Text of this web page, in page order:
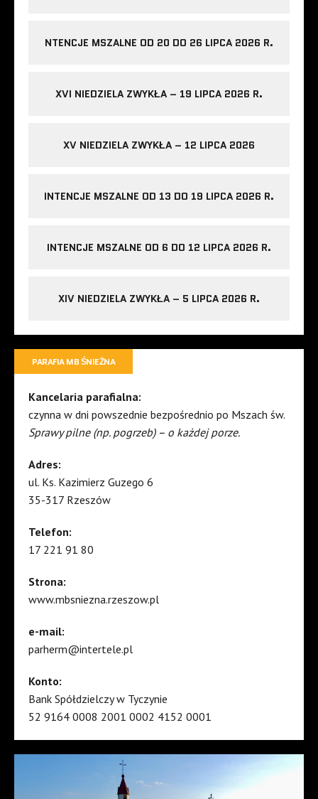
NTENCJE MSZALNE OD 20 DO 26 LIPCA 2026 R.
XVI NIEDZIELA ZWYKŁA – 19 LIPCA 2026 R.
XV NIEDZIELA ZWYKŁA – 12 LIPCA 2026
INTENCJE MSZALNE OD 13 DO 19 LIPCA 2026 R.
INTENCJE MSZALNE OD 6 DO 12 LIPCA 2026 R.
XIV NIEDZIELA ZWYKŁA – 5 LIPCA 2026 R.
PARAFIA MB ŚNIEŻNA
Kancelaria parafialna:
czynna w dni powszednie bezpośrednio po Mszach św.
Sprawy pilne (np. pogrzeb) – o każdej porze.
Adres:
ul. Ks. Kazimierz Guzego 6
35-317 Rzeszów
Telefon:
17 221 91 80
Strona:
www.mbsniezna.rzeszow.pl
e-mail:
parherm@intertele.pl
Konto:
Bank Spółdzielczy w Tyczynie
52 9164 0008 2001 0002 4152 0001